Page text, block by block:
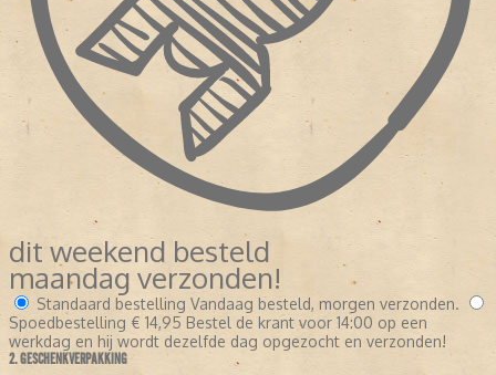
dit weekend besteld
maandag verzonden!
Standaard bestelling Vandaag besteld, morgen verzonden.
Spoedbestelling € 14,95 Bestel de krant voor 14:00 op een
werkdag en hij wordt dezelfde dag opgezocht en verzonden!
2. GESCHENKVERPAKKING